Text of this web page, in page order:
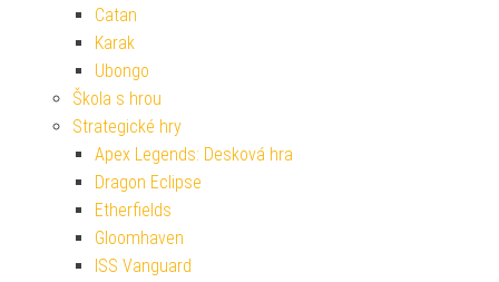
Catan
Karak
Ubongo
Škola s hrou
Strategické hry
Apex Legends: Desková hra
Dragon Eclipse
Etherfields
Gloomhaven
ISS Vanguard